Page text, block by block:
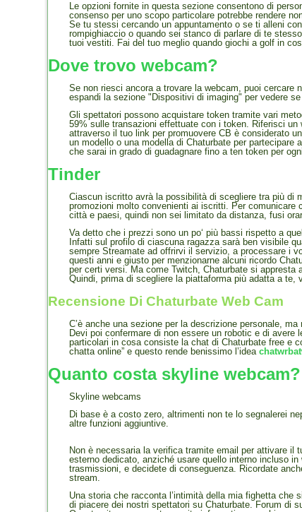
Le opzioni fornite in questa sezione consentono di
consenso per uno scopo particolare potrebbe rendere
Se tu stessi cercando un appuntamento o se ti alleni
rompighiaccio o quando sei stanco di parlare di te
tuoi vestiti. Fai del tuo meglio quando giochi a golf in
Dove trovo webcam?
Se non riesci ancora a trovare la webcam, puoi
espandi la sezione "Dispositivi di imaging" per vedere
Gli spettatori possono acquistare token tramite vari
59% sulle transazioni effettuate con i token. Riferisci
attraverso il tuo link per promuovere CB è considerato
un modello o una modella di Chaturbate per
che sarai in grado di guadagnare fino a ten token per
Tinder
Ciascun iscritto avrà la possibilità di scegliere tra più di
promozioni molto convenienti ai iscritti. Per comunicare
città e paesi, quindi non sei limitato da distanza, fusi
Va detto che i prezzi sono un po‘ più bassi rispetto a
Infatti sul profilo di ciascuna ragazza sarà ben visibile
sempre Streamate ad offrirvi il servizio, a processare i
questi anni e giusto per menzionarne alcuni ricordo
per certi versi. Ma come Twitch, Chaturbate si
Quindi, prima di scegliere la piattaforma più adatta a
Recensione Di Chaturbate Web Cam
C’è anche una sezione per la descrizione personale,
Devi poi confermare di non essere un robotic e di
particolari in cosa consiste la chat di Chaturbate free e
chatta online” e questo rende benissimo l’idea
Quanto costa skyline webcam?
Skyline webcams
Di base è a costo zero, altrimenti non te lo segnalerei
altre funzioni aggiuntive.
Non è necessaria la verifica tramite email per attivare
esterno dedicato, anziché usare quello interno incluso
trasmissioni, e decidete di conseguenza. Ricordate
stream.
Una storia che racconta l’intimità della mia fighetta
di piacere dei nostri spettatori su Chaturbate. Forum di